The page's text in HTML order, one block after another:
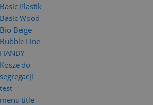
Basic Plastik
Basic Wood
Bio Beige
Bubble Line
HANDY
Kosze do
segregacji
test
menu title